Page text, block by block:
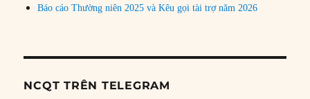
Báo cáo Thường niên 2025 và Kêu gọi tài trợ năm 2026
NCQT TRÊN TELEGRAM